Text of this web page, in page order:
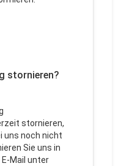
stornieren?
stornieren,
uns noch nicht
Sie uns in
Mail unter